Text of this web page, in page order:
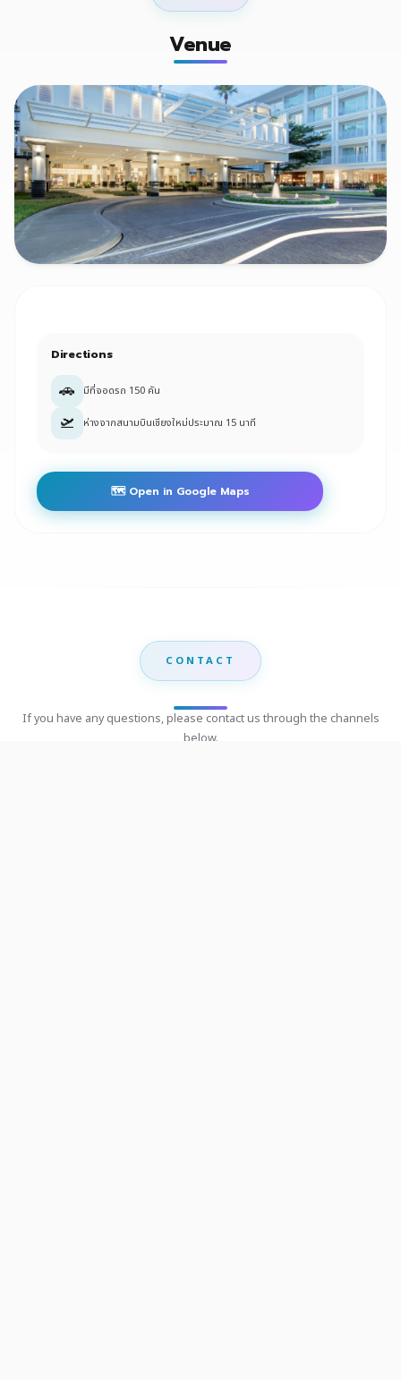
Venue
Directions
🚗 มีที่จอดรถ 150 คัน
🛫 ห่างจากสนามบินเชียงใหม่ประมาณ 15 นาที
🗺️ Open in Google Maps
CONTACT
If you have any questions, please contact us through the channels
below.